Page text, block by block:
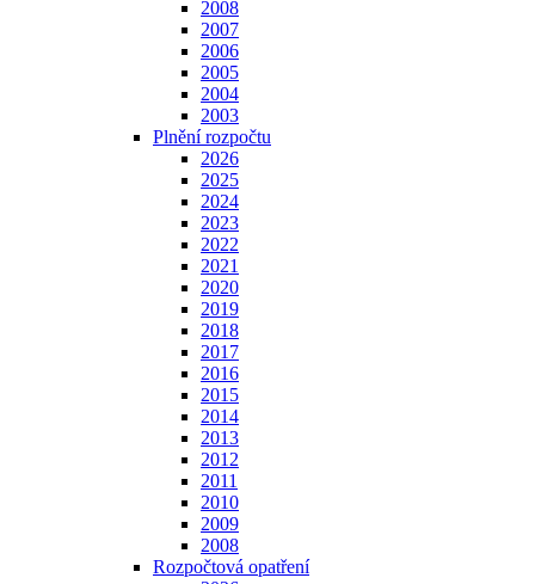
2008
2007
2006
2005
2004
2003
Plnění rozpočtu
2026
2025
2024
2023
2022
2021
2020
2019
2018
2017
2016
2015
2014
2013
2012
2011
2010
2009
2008
Rozpočtová opatření